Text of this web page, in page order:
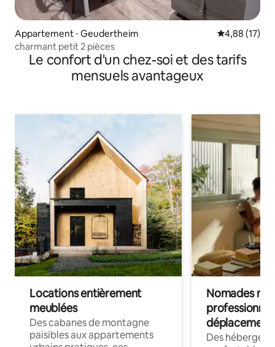
Appartement ⋅ Geudertheim Évaluation
4,88 (17)
charmant petit 2 pièces
Le confort d'un chez-soi et des tarifs
mensuels avantageux
Locations entièrement
meublées
Des cabanes de montagne
paisibles aux appartements
Nomades
déplacement
Des